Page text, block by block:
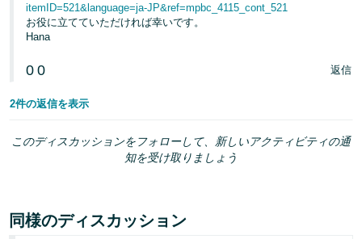
itemID=521&language=ja-JP&ref=mpbc_4115_cont_521
お役に立てていただければ幸いです。
Hana
0 0 返信
2件の返信を表示
このディスカッションをフォローして、新しいアクティビティの通
知を受け取りましょう
同様のディスカッション